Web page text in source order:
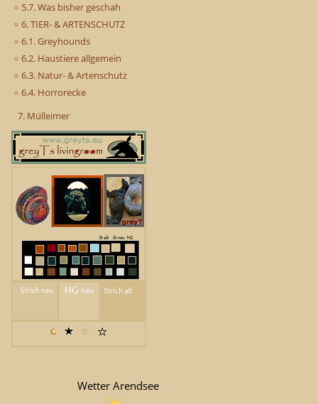
5.7. Was bisher geschah
6. TIER- & ARTENSCHUTZ
6.1. Greyhounds
6.2. Haustiere allgemein
6.3. Natur- & Artenschutz
6.4. Horrorecke
7. Mülleimer
Wetter Arendsee